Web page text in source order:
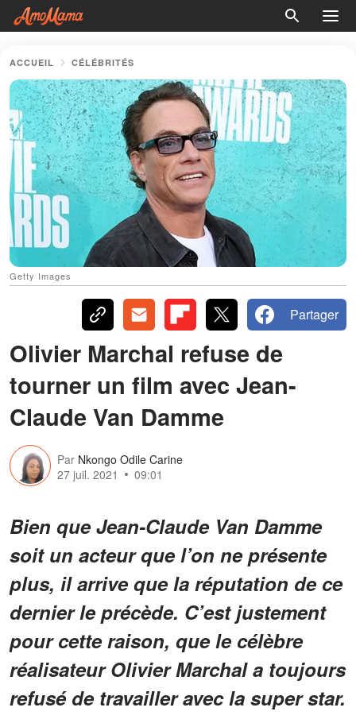
ACCUEIL CÉLÉBRITÉS
Getty Images
Partager
Olivier Marchal refuse de
tourner un film avec Jean-
Claude Van Damme
Par Nkongo Odile Carine
27 juil. 2021
09:01
Bien que Jean-Claude Van Damme
soit un acteur que l’on ne présente
plus, il arrive que la réputation de ce
dernier le précède. C’est justement
pour cette raison, que le célèbre
réalisateur Olivier Marchal a toujours
refusé de travailler avec la super star.